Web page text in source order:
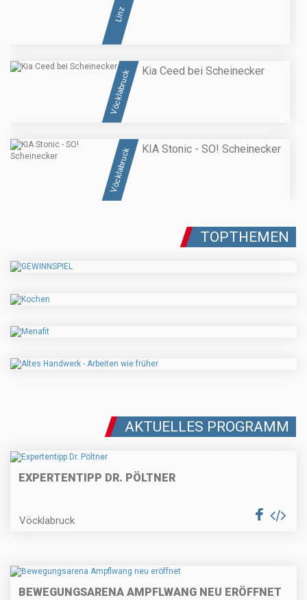
Linz
Vöcklabruck Kia Ceed bei Scheinecker
Vöcklabruck KIA Stonic - SO! Scheinecker
TOPTHEMEN
AKTUELLES PROGRAMM
EXPERTENTIPP DR. PÖLTNER
Vöcklabruck
BEWEGUNGSARENA AMPFLWANG NEU ERÖFFNET